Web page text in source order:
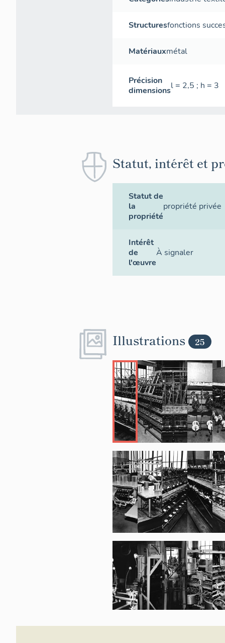
Structuresfonctions
Matériauxmétal
Précision
dimensionsl = 2,5 ; h = 3
Statut, intérêt et
Statut de
la
propriété
propriété privée
Intérêt
de
l'œuvre
À signaler
Illustrations 25